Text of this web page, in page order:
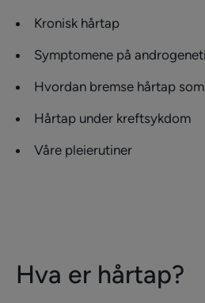
Kronisk hårtap
Symptomene på
Hvordan bremse hårtap
Hårtap under kreftsykdom
Våre pleierutiner
Hva er hårtap?